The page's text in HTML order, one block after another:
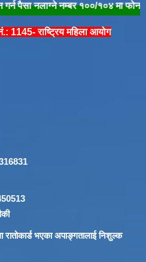
नलाग्ने नम्बर १००/१०४ मा फोन गरी
1145- राष्ट्रिय महिला आयोग
रातोकार्ड भएका अपाङ्गतालाई निशुल्क